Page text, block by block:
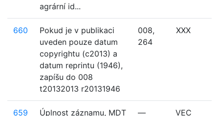
agrární id...
660
Pokud je v publikaci
uveden pouze datum
copyrightu (c2013) a
datum reprintu (1946),
zapíšu do 008
t20132013 r20131946
008,
264
XXX
659 Úplnost záznamu, MDT — VEC